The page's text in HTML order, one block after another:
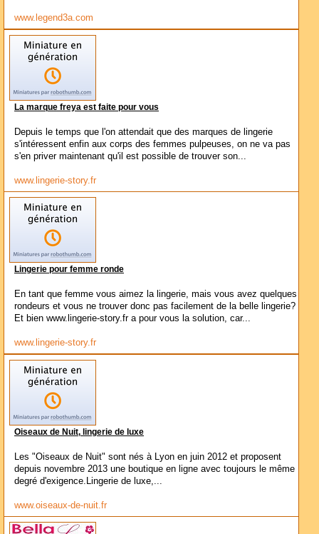
www.legend3a.com
La marque freya est faite pour vous
Depuis le temps que l'on attendait que des marques de lingerie
s'intéressent enfin aux corps des femmes pulpeuses, on ne va pas
s'en priver maintenant qu'il est possible de trouver son...
www.lingerie-story.fr
Lingerie pour femme ronde
En tant que femme vous aimez la lingerie, mais vous avez quelques
rondeurs et vous ne trouver donc pas facilement de la belle lingerie?
Et bien www.lingerie-story.fr a pour vous la solution, car...
www.lingerie-story.fr
Oiseaux de Nuit, lingerie de luxe
Les "Oiseaux de Nuit" sont nés à Lyon en juin 2012 et proposent
depuis novembre 2013 une boutique en ligne avec toujours le même
degré d'exigence.Lingerie de luxe,...
www.oiseaux-de-nuit.fr